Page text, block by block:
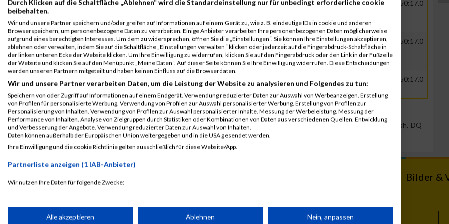
B2Run München
Einzelwertung
männlich
30457 Michaela Hook 0000 GER
Roche Diagnostics
00:33:24.1 00:50:17.0
B2Run München
Teamwertung
männlich
30457 Michaela Hook 0000 GER
Roche Diagnostics
GmbH
00:33:24.1 00:50:17.0
B2Run München 30457 Michaela Hook 0000 GER
Roche Diagnostics
GmbH
00:50:17.0
Legende:
GPos = Geschlechter Position, KPos = Kategorie Position, TPos = Team Position, DNS = Did not start, DNF = Did not finish, DQ =
Disqualifiziert
Laufsport Anmeldung Bilder &
Durch Klicken auf die Schaltfläche „Ablehnen“ wird die Standardeinstellung nur für unbedingt erforderliche cookie
beibehalten.
Wir und unsere Partner speichern und/oder greifen auf Informationen auf einem Gerät zu, wie z. B. eindeutige IDs in cookie und anderen
Browserspeichern, um personenbezogene Daten zu verarbeiten. Einige Anbieter verarbeiten Ihre personenbezogenen Daten möglicherweise
aufgrund eines berechtigten Interesses. Um dem zu widersprechen, öffnen Sie die „Einstellungen“. Sie können Ihre Einstellungen akzeptieren,
ablehnen oder verwalten, indem Sie auf die Schaltfläche „Einstellungen verwalten“ klicken oder jederzeit auf die Fingerabdruck-Schaltfläche in
der linken unteren Ecke der Website klicken. Um Ihre Einwilligung zu widerrufen, klicken Sie auf den Fingerabdruck oder den Link in der Fußzeile
der Website und klicken Sie auf den Menüpunkt „Meine Daten“. Auf dieser Seite können Sie Ihre Einwilligung widerrufen. Diese Entscheidungen
werden unseren Partnern mitgeteilt und haben keinen Einfluss auf die Browserdaten.
Wir und unsere Partner verarbeiten Daten, um die Leistung der Website zu analysieren und Folgendes zu tun:
Speichern von oder Zugriff auf Informationen auf einem Endgerät. Verwendung reduzierter Daten zur Auswahl von Werbeanzeigen. Erstellung
von Profilen für personalisierte Werbung. Verwendung von Profilen zur Auswahl personalisierter Werbung. Erstellung von Profilen zur
Personalisierung von Inhalten. Verwendung von Profilen zur Auswahl personalisierter Inhalte. Messung der Werbeleistung. Messung der
Performance von Inhalten. Analyse von Zielgruppen durch Statistiken oder Kombinationen von Daten aus verschiedenen Quellen. Entwicklung
und Verbesserung der Angebote. Verwendung reduzierter Daten zur Auswahl von Inhalten.
Daten können außerhalb der Europäischen Union weitergegeben und in die USA gesendet werden.
Ihre Einwilligung und die cookie Richtlinie gelten ausschließlich für diese Website/App.
Partnerliste anzeigen (1 IAB-Anbieter)
Wir nutzen Ihre Daten für folgende Zwecke:
Speichern von oder Zugriff auf Informationen auf einem Endgerät
Alle akzeptieren Ablehnen Nein, anpassen